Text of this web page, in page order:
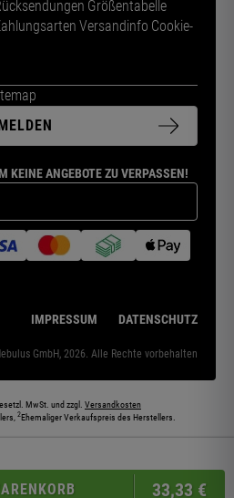
33,33 €
Größentabelle
Versandinfo Cookie-
KEINE ANGEBOTE ZU VERPASSEN!
IMPRESSUM DATENSCHUTZ
GmbH, 2026. Alle Rechte vorbehalten
MwSt. und zzgl. Versandkosten
2Ehemaliger Verkaufspreis des Herstellers.
können teilweise KI-generiert sein. Die
den angebotenen Artikeln.